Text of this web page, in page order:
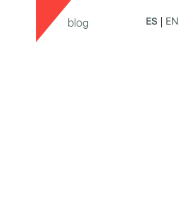
blog ES EN